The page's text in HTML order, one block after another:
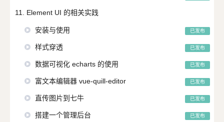
11. Element UI 的相关实践
安装与使用 已发布
样式穿透 已发布
数据可视化 echarts 的使用 已发布
富文本编辑器 vue-quill-editor 已发布
直传图片到七牛 已发布
搭建一个管理后台 已发布